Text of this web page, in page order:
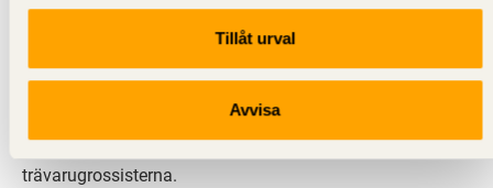
Tillåt urval
Avvisa
Svenskt Trä representerar svensk sågverksindustri
och är en del av branschorganisationen
svensk limträ-, KL-trä- och förpackningsindustri samt
trävarugrossisterna.